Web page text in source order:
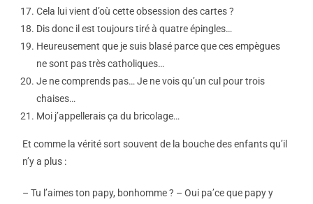
Cela lui vient d’où cette obsession des cartes ?
Dis donc il est toujours tiré à quatre épingles…
Heureusement que je suis blasé parce que ces empègues
ne sont pas très catholiques…
Je ne comprends pas… Je ne vois qu’un cul pour trois
chaises…
Moi j’appellerais ça du bricolage…
Et comme la vérité sort souvent de la bouche des enfants qu’il
n’y a plus :
– Tu l’aimes ton papy, bonhomme ? – Oui pa’ce que papy y